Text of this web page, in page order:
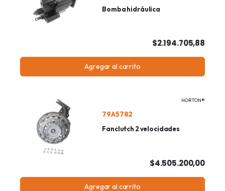
Bomba hidráulica
$2.194.705,88
Agregar al carrito
HORTON®
79A5782
Fanclutch 2 velocidades
$4.505.200,00
Agregar al carrito